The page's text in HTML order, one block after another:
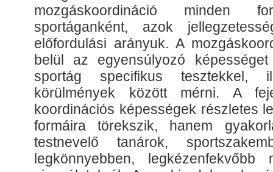
mozgáskoordináció minden
sportáganként, azok
előfordulási arányuk. A
belül az egyensúlyozó
sportág specifikus tesztekkel,
körülmények között mérni. A
koordinációs képességek részletes
formáira törekszik, hanem
testnevelő tanárok,
legkönnyebben, legkézenfekvőbb